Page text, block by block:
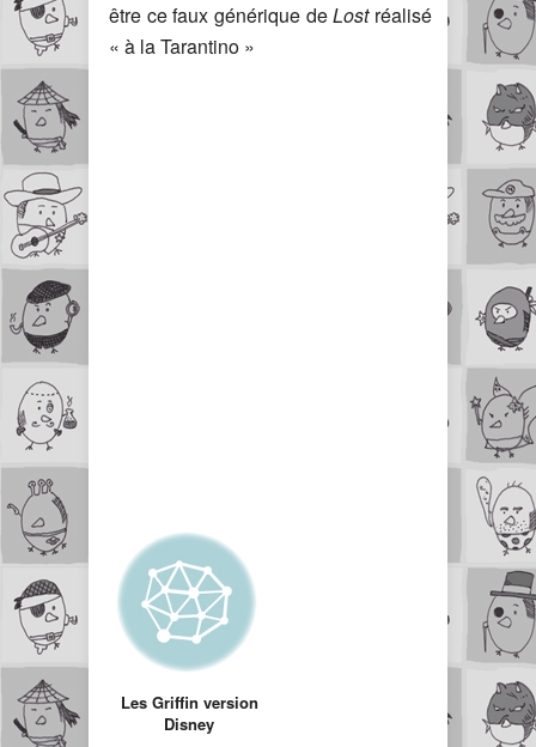
être ce faux générique deLost réalisé
« à la Tarantino »
Les Griffin version
Disney